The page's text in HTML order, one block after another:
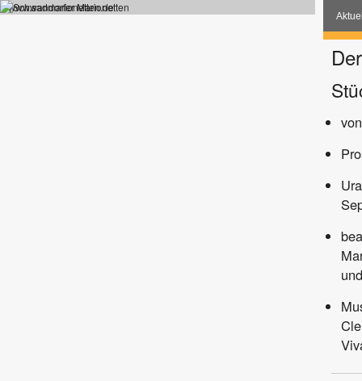
www.sadmarionetten.de